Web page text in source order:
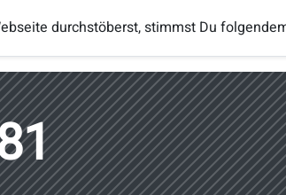
Ranglisten eSports
durchstöberst, stimmst Du